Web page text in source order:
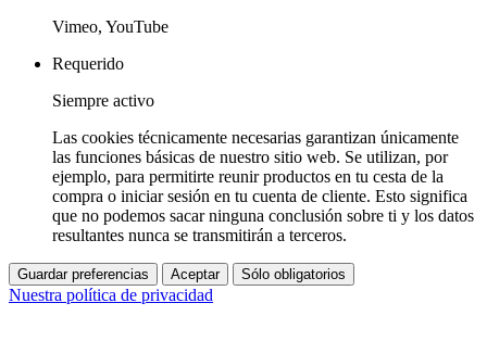
Vimeo, YouTube
Requerido
Siempre activo
Las cookies técnicamente necesarias garantizan únicamente
las funciones básicas de nuestro sitio web. Se utilizan, por
ejemplo, para permitirte reunir productos en tu cesta de la
compra o iniciar sesión en tu cuenta de cliente. Esto significa
que no podemos sacar ninguna conclusión sobre ti y los datos
resultantes nunca se transmitirán a terceros.
Guardar preferencias Aceptar Sólo obligatorios
Nuestra política de privacidad